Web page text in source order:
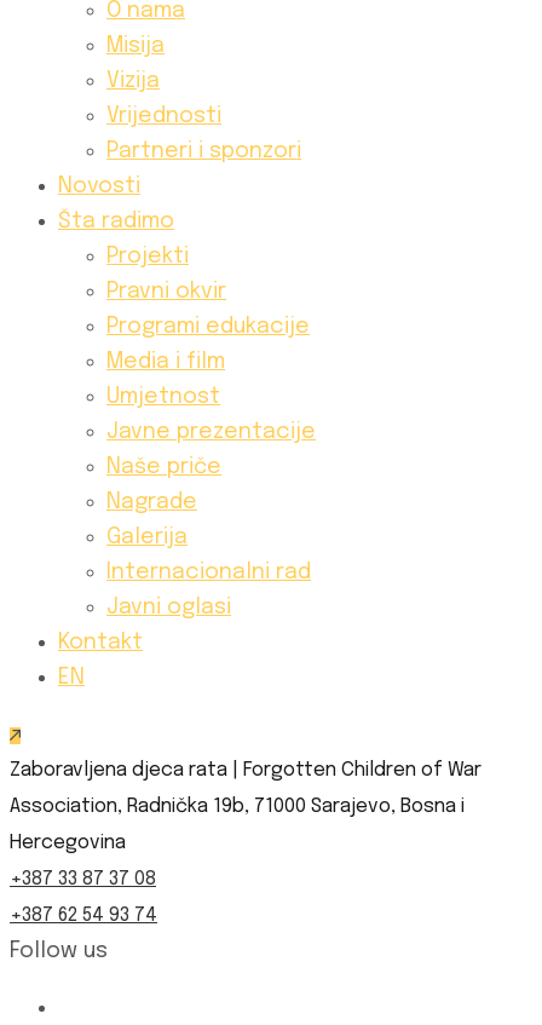
O nama
Misija
Vizija
Vrijednosti
Partneri i sponzori
Novosti
Šta radimo
Projekti
Pravni okvir
Programi edukacije
Media i film
Umjetnost
Javne prezentacije
Naše priče
Nagrade
Galerija
Internacionalni rad
Javni oglasi
Kontakt
EN
Zaboravljena djeca rata | Forgotten Children of War
Association, Radnička 19b, 71000 Sarajevo, Bosna i
Hercegovina
+387 33 87 37 08
+387 62 54 93 74
Follow us